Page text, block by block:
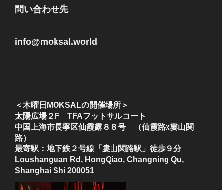
問い合わせ先
info@moksal.world
＜木曜日MOKSALの開催場所＞
太陽広場２F TFAフットサルコート
中国上海市長寧区仙霞露８８号 （仙霞路x婁山関
路）
最寄駅：地下鉄２号線「婁山関路駅」徒歩９分
Loushanguan Rd, HongQiao, Changning Qu,
Shanghai Shi 200051